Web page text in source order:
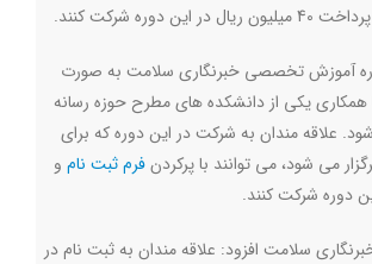
.
آموزش تخصصی خبرنگاری سلامت به صورت
یکی از دانشکده های مطرح حوزه رسانه
علاقه مندان به شرکت در این دوره که برای
می شود، می توانند با پرکردنفرم ثبت نام و
دوره شرکت کنند.
سلامت افزود: علاقه مندان به ثبت نام در